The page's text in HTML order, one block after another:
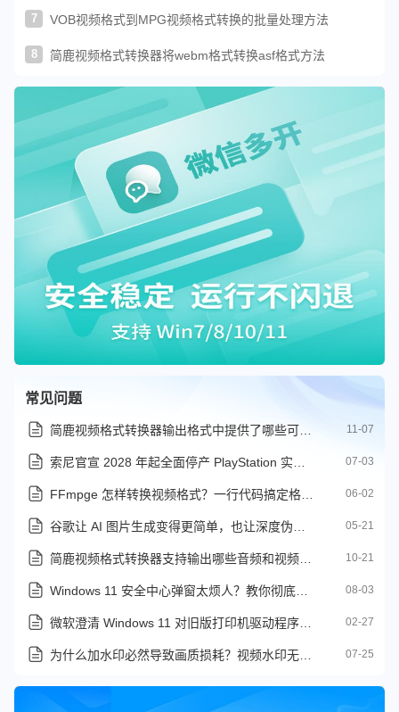
7 VOB视频格式到MPG视频格式转换的批量处理方法
8 简鹿视频格式转换器将webm格式转换asf格式方法
常见问题
11-07
07-03
06-02
05-21
10-21
08-03
02-27
07-25